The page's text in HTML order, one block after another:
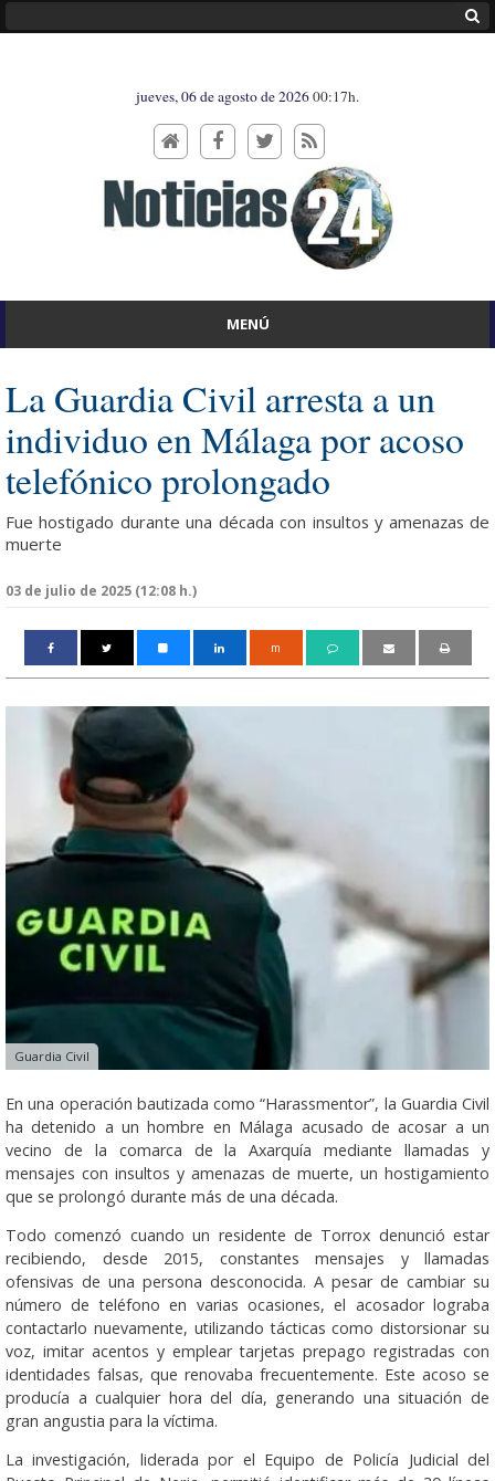
jueves, 06 de agosto de 202600:17h.
MENÚ
La Guardia Civil arresta a un
individuo en Málaga por acoso
telefónico prolongado
Fue hostigado durante una década con insultos y amenazas de
muerte
03 de julio de 2025 (12:08 h.)
m
Guardia Civil
En una operación bautizada como “Harassmentor”, la Guardia Civil
ha detenido a un hombre en Málaga acusado de acosar a un
vecino de la comarca de la Axarquía mediante llamadas y
mensajes con insultos y amenazas de muerte, un hostigamiento
que se prolongó durante más de una década.
Todo comenzó cuando un residente de Torrox denunció estar
recibiendo, desde 2015, constantes mensajes y llamadas
ofensivas de una persona desconocida. A pesar de cambiar su
número de teléfono en varias ocasiones, el acosador lograba
contactarlo nuevamente, utilizando tácticas como distorsionar su
voz, imitar acentos y emplear tarjetas prepago registradas con
identidades falsas, que renovaba frecuentemente. Este acoso se
producía a cualquier hora del día, generando una situación de
gran angustia para la víctima.
La investigación, liderada por el Equipo de Policía Judicial del